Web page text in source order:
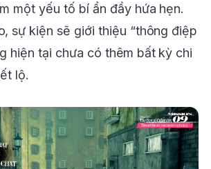
một yếu tố bí ẩn đầy hứa hẹn.
sự kiện sẽ giới thiệu “thông điệp
hiện tại chưa có thêm bất kỳ chi
lộ.